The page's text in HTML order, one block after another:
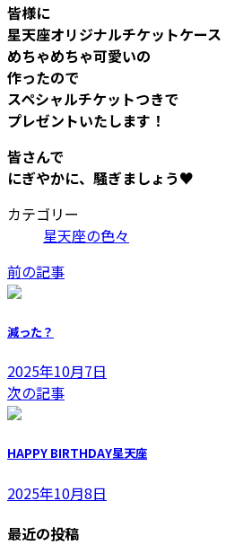
皆様に
星天座オリジナルチケットケース
めちゃめちゃ可愛いの
作ったので
スペシャルチケットつきで
プレゼントいたします！
皆さんで
にぎやかに、騒ぎましょう♥️
カテゴリー
星天座の色々
前の記事
減った？
2025年10月7日
次の記事
HAPPY BIRTHDAY星天座
2025年10月8日
最近の投稿